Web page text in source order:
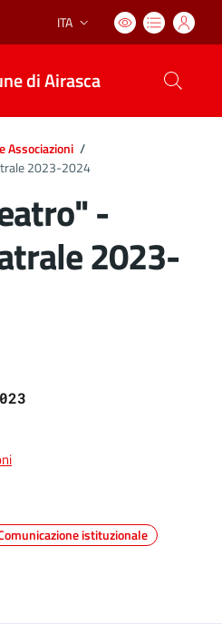
Lingua attiva:
ITA
di Airasca
Associazioni /
2023-2024
-
2023-
istituzionale